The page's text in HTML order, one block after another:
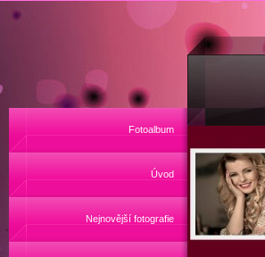
Fotoalbum
Úvod
Nejnovější fotografie